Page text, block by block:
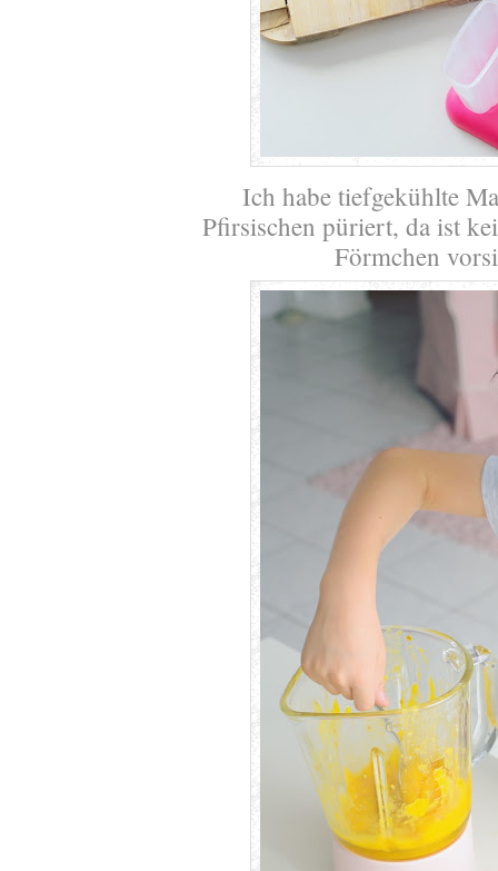
Ich habe tiefgekühlte
Pfirsischen püriert, da ist
Förmchen